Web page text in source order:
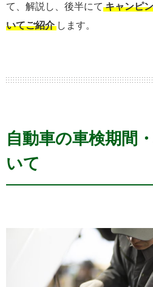
て、解説し、後半にて キャンピ
いてご紹介 します。
自動車の車検期間
いて